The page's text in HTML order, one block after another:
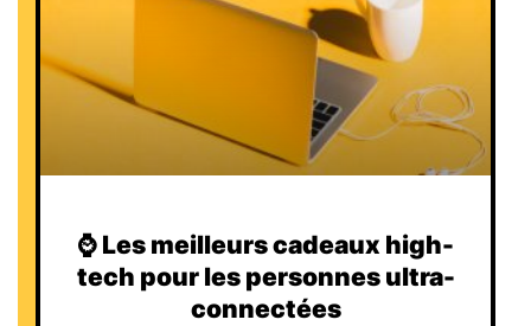
⌚️ Les meilleurs cadeaux high-
tech pour les personnes ultra-
connectées